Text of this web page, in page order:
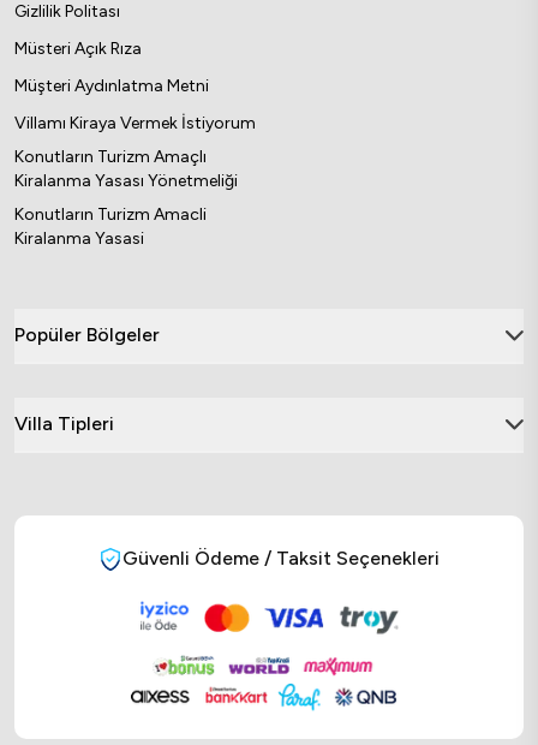
Gizlilik Politası
Müsteri Açık Rıza
Müşteri Aydınlatma Metni
Villamı Kiraya Vermek İstiyorum
Konutların Turizm Amaçlı
Kiralanma Yasası Yönetmeliği
Konutların Turizm Amacli
Kiralanma Yasasi
Popüler Bölgeler
Villa Tipleri
Güvenli Ödeme / Taksit Seçenekleri